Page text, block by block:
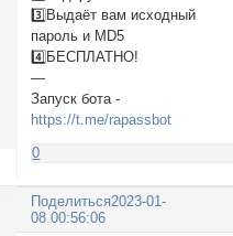
3️⃣Выдаёт вам исходный
пароль и MD5
4️⃣БЕСПЛАТНО!
—
Запуск бота -
https://t.me/rapassbot
0
Поделиться2023-01-
08 00:56:06